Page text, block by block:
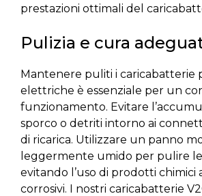
prestazioni ottimali del
Pulizia e cura
Mantenere puliti i caricabatterie
elettriche è essenziale per un
funzionamento. Evitare
sporco o detriti intorno ai
di ricarica. Utilizzare un panno
leggermente umido per pulire
evitando l’uso di prodotti chimici
corrosivi. I nostri caricabatterie